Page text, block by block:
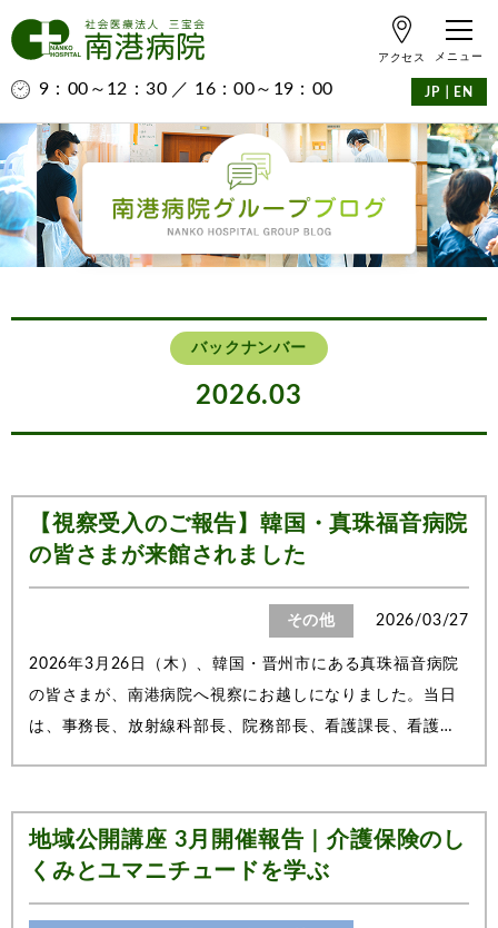
9：00～12：30 ／ 16：00～19：00
アクセス
JP EN
バックナンバー
2026.03
【視察受入のご報告】韓国・真珠福音病院
の皆さまが来館されました
その他 2026/03/27
2026年3月26日（木）、韓国・晋州市にある真珠福音病院
の皆さまが、南港病院へ視察にお越しになりました。当日
は、事務長、放射線科部長、院務部長、看護課長、看護感
地域公開講座 3月開催報告｜介護保険のし
くみとユマニチュードを学ぶ